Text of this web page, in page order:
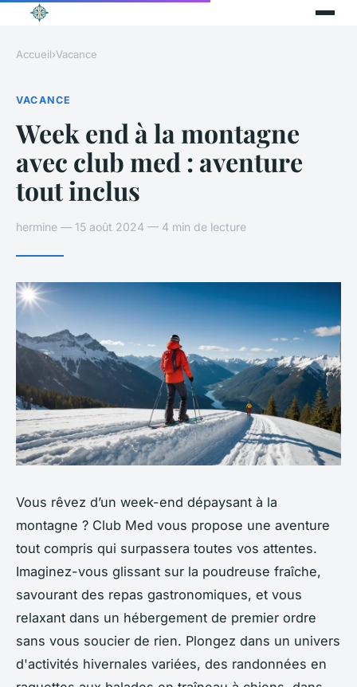
Accueil›Vacance
VACANCE
Week end à la montagne
avec club med : aventure
tout inclus
hermine — 15 août 2024 — 4 min de lecture
Vous rêvez d’un week-end dépaysant à la
montagne ? Club Med vous propose une aventure
tout compris qui surpassera toutes vos attentes.
Imaginez-vous glissant sur la poudreuse fraîche,
savourant des repas gastronomiques, et vous
relaxant dans un hébergement de premier ordre
sans vous soucier de rien. Plongez dans un univers
d'activités hivernales variées, des randonnées en